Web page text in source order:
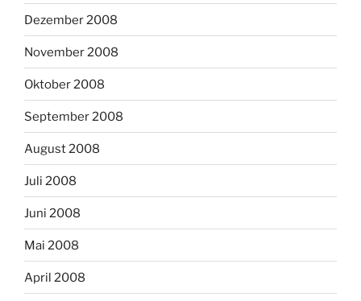
Dezember 2008
November 2008
Oktober 2008
September 2008
August 2008
Juli 2008
Juni 2008
Mai 2008
April 2008